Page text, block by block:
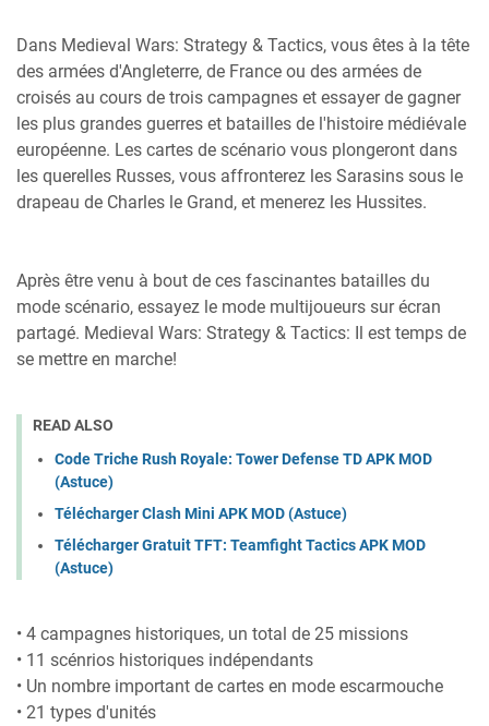
Dans Medieval Wars: Strategy & Tactics, vous êtes à la tête
des armées d'Angleterre, de France ou des armées de
croisés au cours de trois campagnes et essayer de gagner
les plus grandes guerres et batailles de l'histoire médiévale
européenne. Les cartes de scénario vous plongeront dans
les querelles Russes, vous affronterez les Sarasins sous le
drapeau de Charles le Grand, et menerez les Hussites.
Après être venu à bout de ces fascinantes batailles du
mode scénario, essayez le mode multijoueurs sur écran
partagé. Medieval Wars: Strategy & Tactics: Il est temps de
se mettre en marche!
READ ALSO
Code Triche Rush Royale: Tower Defense TD APK MOD
(Astuce)
Télécharger Clash Mini APK MOD (Astuce)
Télécharger Gratuit TFT: Teamfight Tactics APK MOD
(Astuce)
• 4 campagnes historiques, un total de 25 missions
• 11 scénrios historiques indépendants
• Un nombre important de cartes en mode escarmouche
• 21 types d'unités